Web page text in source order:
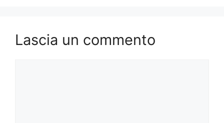
Lascia un commento